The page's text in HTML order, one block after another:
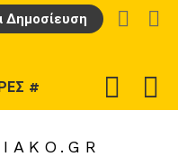
Δημοσίευση
LOGIN
#
SKIN